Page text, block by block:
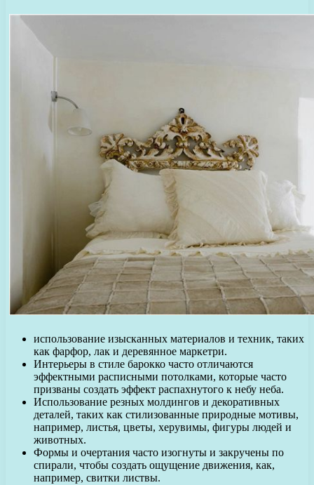
использование изысканных материалов и техник, таких
как фарфор, лак и деревянное маркетри.
Интерьеры в стиле барокко часто отличаются
эффектными расписными потолками, которые часто
призваны создать эффект распахнутого к небу неба.
Использование резных молдингов и декоративных
деталей, таких как стилизованные природные мотивы,
например, листья, цветы, херувимы, фигуры людей и
животных.
Формы и очертания часто изогнуты и закручены по
спирали, чтобы создать ощущение движения, как,
например, свитки листвы.